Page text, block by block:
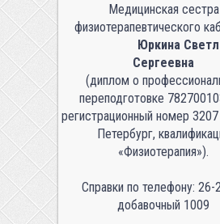
Медицинская сестра
физиотерапевтического
Юркина
Сергеевна
(диплом о
переподготовке
регистрационный номер 3207
Петербург,
«Физиотерапия»).
Справки по телефону: 26-
добавочный 1009